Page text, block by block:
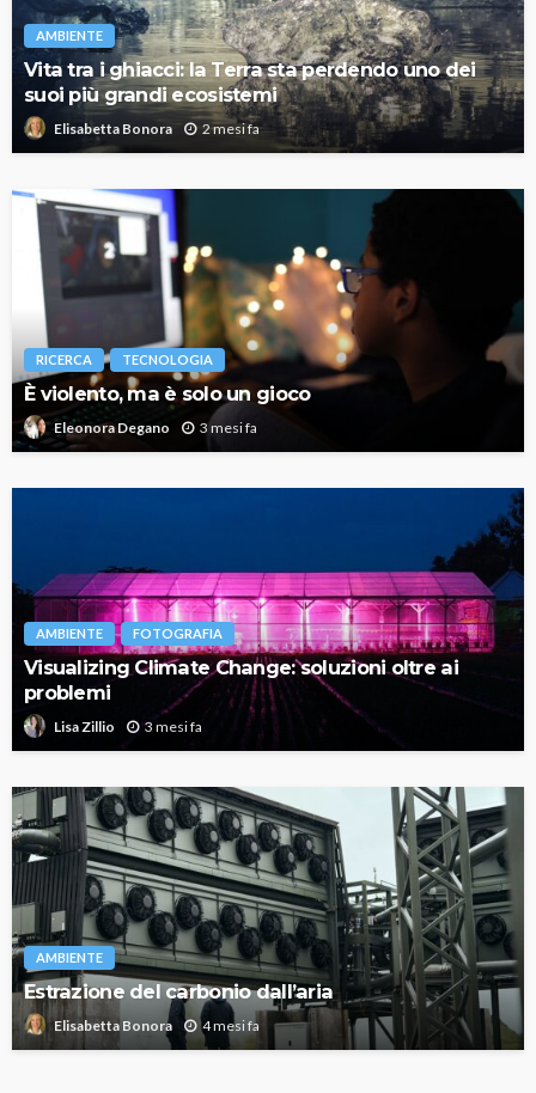
AMBIENTE
Vita tra i ghiacci: la Terra sta perdendo uno dei
suoi più grandi ecosistemi
Elisabetta Bonora 2 mesi fa
RICERCA TECNOLOGIA
È violento, ma è solo un gioco
Eleonora Degano 3 mesi fa
AMBIENTE FOTOGRAFIA
Visualizing Climate Change: soluzioni oltre ai
problemi
Lisa Zillio 3 mesi fa
AMBIENTE
Estrazione del carbonio dall’aria
Elisabetta Bonora 4 mesi fa